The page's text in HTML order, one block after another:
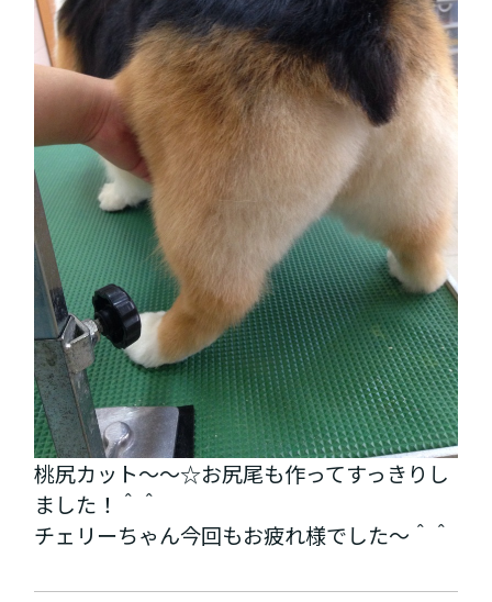
桃尻カット～～☆お尻尾も作ってすっきりし
ました！＾＾
チェリーちゃん今回もお疲れ様でした～＾＾